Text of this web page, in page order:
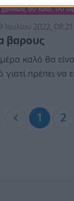
χρονών, 60 κιλά, 170
2022, 08:21
βαρους
καλό θα
πρέπει να
1 2